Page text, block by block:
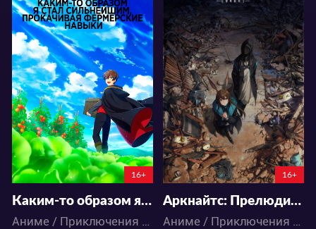
38866
125 274
16+
Каким-то образом я стал сильнейшим, прокачивая фермерские навыки
Аниме / Приключения / Фэнтези / Экшен
25510
60 39
16+
Аркнайтс: Прелюдия к рассвету
Аниме / Приключения / Фэнтези / Экшен